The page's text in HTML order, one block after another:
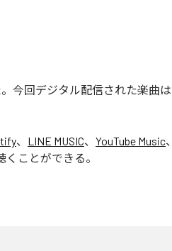
今回デジタル配信された楽曲は
、 LINE MUSIC、 YouTube Music、
ことができる。